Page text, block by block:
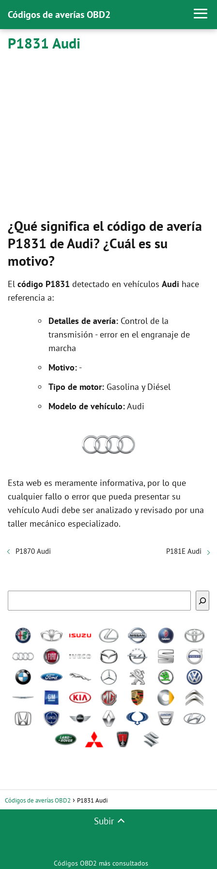
Códigos de averías OBD2
P1831 Audi
¿Qué significa el código de avería
P1831 de Audi? ¿Cuál es su
motivo?
El código P1831 detectado en vehículos Audi hace
referencia a:
Detalles de avería: Control de la
transmisión - error en el engranaje de
marcha
Motivo: -
Tipo de motor: Gasolina y Diésel
Modelo de vehículo:Audi
Esta web es meramente informativa, por lo que
cualquier fallo o error que pueda presentar su
vehículo Audi debe ser analizado y revisado por una
taller mecánico especializado.
P1870 Audi P181E Audi
Códigos de averías OBD2 P1831 Audi
Subir
Códigos OBD2 más consultados